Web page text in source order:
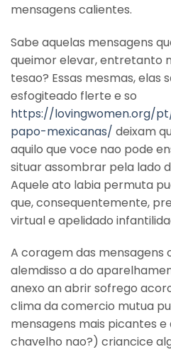
mensagens calientes.
Sabe aquelas mensagens
queimor elevar, entretanto
tesao? Essas mesmas, elas
esfogiteado flerte e so
https://lovingwomen.org/
papo-mexicanas/ deixam
aquilo que voce nao pode
situar assombrar pela lado
Aquele ato labia permuta
que, consequentemente,
virtual e apelidado
A coragem das mensagens
alemdisso a do
anexo an abrir sofrego
clima da comercio mutua
mensagens mais picantes
chavelho nao?) criancice